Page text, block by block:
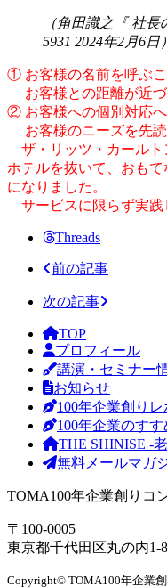
（角田識之『 社
5931 2024年2月6日）
① お客様の名前を呼ぶ
お客様との距離が近づ
② お客様への個別対応
お客様のニーズを先読
ザ・リッツ・カールト
ホテルを抜いて、おも
になりました。
サービスに限らず実践
Threads
前の記事
次の記事
TOP
プロフィール
講演・セミナー
お知らせ
100年企業創りレ
100年企業のす
THE SHINISE -
無料メールマガ
TOMA100年企業創りコ
〒100-0005
東京都千代田区丸の内
Copyright© TOMA100年企業